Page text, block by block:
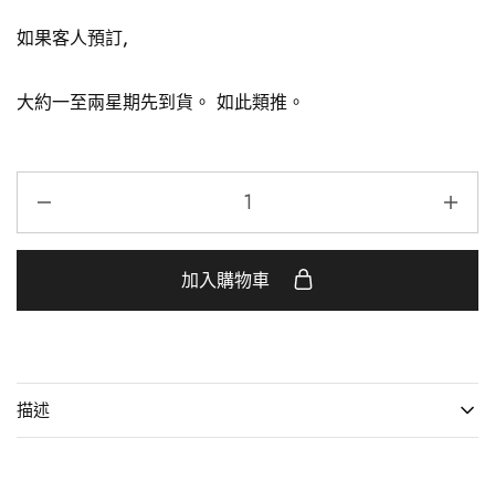
如果客人預訂,
大約一至兩星期先到貨。 如此類推。
加入購物車
描述